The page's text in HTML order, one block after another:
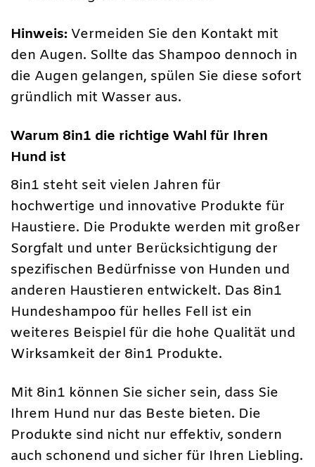
Hinweis: Vermeiden Sie den Kontakt mit
den Augen. Sollte das Shampoo dennoch in
die Augen gelangen, spülen Sie diese sofort
gründlich mit Wasser aus.
Warum 8in1 die richtige Wahl für Ihren
Hund ist
8in1 steht seit vielen Jahren für
hochwertige und innovative Produkte für
Haustiere. Die Produkte werden mit großer
Sorgfalt und unter Berücksichtigung der
spezifischen Bedürfnisse von Hunden und
anderen Haustieren entwickelt. Das 8in1
Hundeshampoo für helles Fell ist ein
weiteres Beispiel für die hohe Qualität und
Wirksamkeit der 8in1 Produkte.
Mit 8in1 können Sie sicher sein, dass Sie
Ihrem Hund nur das Beste bieten. Die
Produkte sind nicht nur effektiv, sondern
auch schonend und sicher für Ihren Liebling.